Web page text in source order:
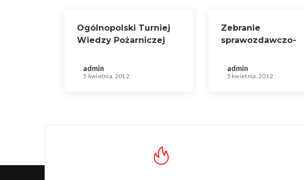
Ogólnopolski Turniej
Wiedzy Pożarniczej
admin
5 kwietnia, 2012
Zebranie
sprawozdawczo-
Zalesiu Śląskim
admin
5 kwietnia, 2012